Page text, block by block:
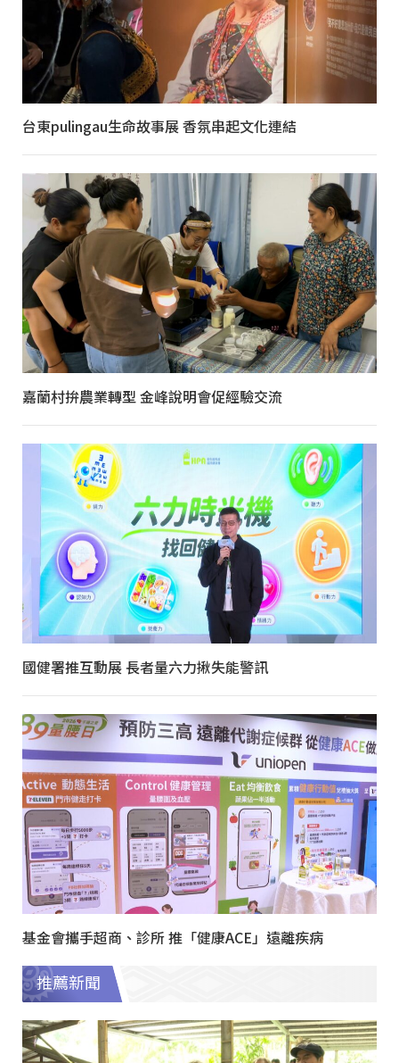
台東pulingau生命故事展 香氛串起文化連結
嘉蘭村拚農業轉型 金峰說明會促經驗交流
國健署推互動展 長者量六力揪失能警訊
基金會攜手超商、診所 推「健康ACE」遠離疾病
推薦新聞